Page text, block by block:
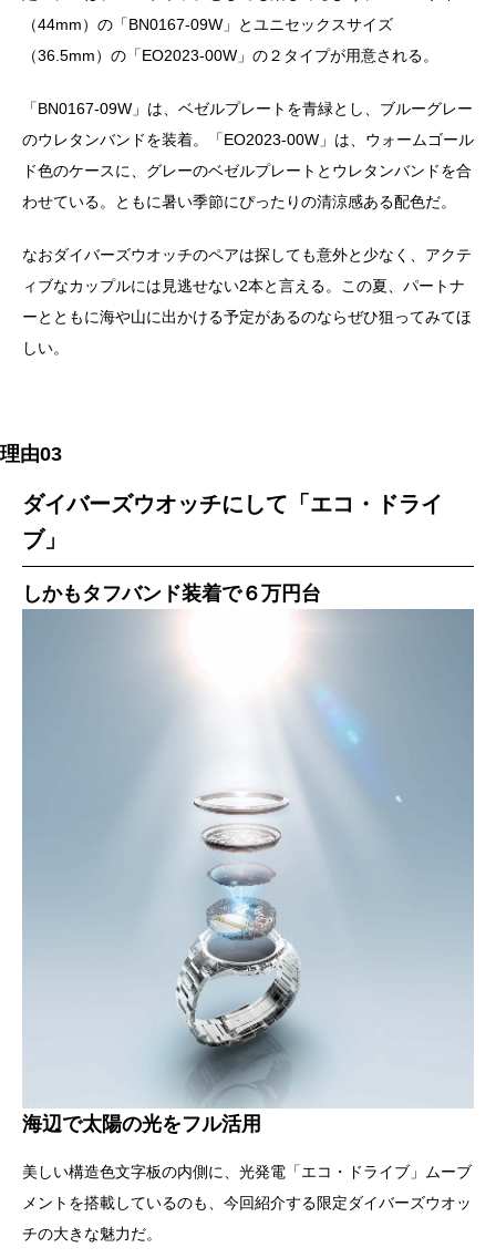
（44mm）の「BN0167-09W」とユニセックスサイズ
（36.5mm）の「EO2023-00W」の２タイプが用意される。
「BN0167-09W」は、ベゼルプレートを青緑とし、ブルーグレー
のウレタンバンドを装着。「EO2023-00W」は、ウォームゴール
ド色のケースに、グレーのベゼルプレートとウレタンバンドを合
わせている。ともに暑い季節にぴったりの清涼感ある配色だ。
なおダイバーズウオッチのペアは探しても意外と少なく、アクテ
ィブなカップルには見逃せない2本と言える。この夏、パートナ
ーとともに海や山に出かける予定があるのならぜひ狙ってみてほ
しい。
理由03
ダイバーズウオッチにして「エコ・ドライ
ブ」
しかもタフバンド装着で６万円台
海辺で太陽の光をフル活用
美しい構造色文字板の内側に、光発電「エコ・ドライブ」ムーブ
メントを搭載しているのも、今回紹介する限定ダイバーズウオッ
チの大きな魅力だ。